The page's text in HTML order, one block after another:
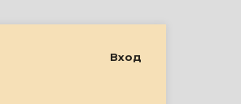
Вход